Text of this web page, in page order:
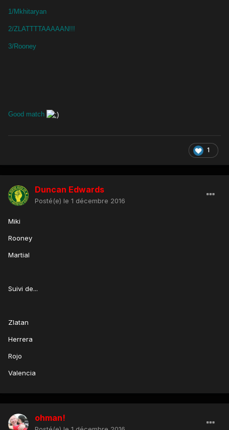
1/Mkhitaryan
2/ZLATTTTAAAAAN!!!
3/Rooney
Good match
1
Duncan Edwards
Posté(e) le 1 décembre 2016
Miki
Rooney
Martial
Suivi de...
Zlatan
Herrera
Rojo
Valencia
ohman!